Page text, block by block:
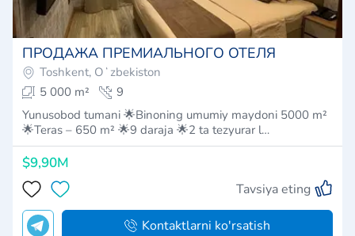
ПРОДАЖА ПРЕМИАЛЬНОГО ОТЕЛЯ
Toshkent, Oʻzbekiston
5 000 m²
9
Yunusobod tumani 🌟Binoning umumiy maydoni 5000 m²
🌟Teras – 650 m² 🌟9 daraja 🌟2 ta tezyurar l…
$9,90M
Tavsiya eting
Kontaktlarni ko'rsatish